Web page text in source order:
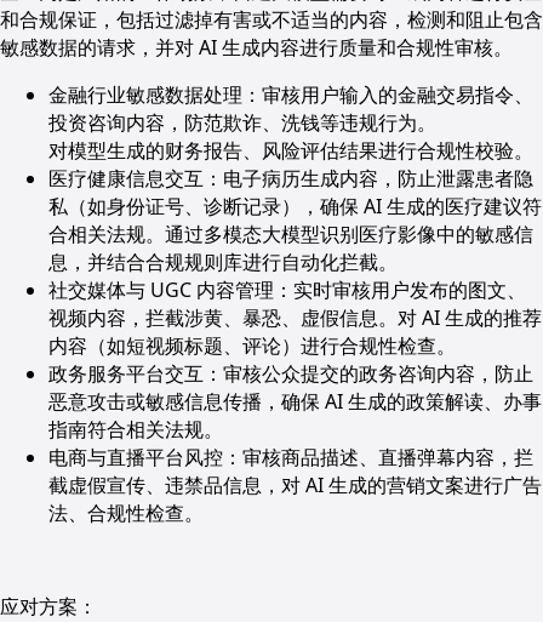
和合规保证，包括过滤掉有害或不适当的内容，检测和阻止包含
敏感数据的请求，并对 AI 生成内容进行质量和合规性审核。
金融行业敏感数据处理：审核用户输入的金融交易指令、
投资咨询内容，防范欺诈、洗钱等违规行为。
对模型生成的财务报告、风险评估结果进行合规性校验。
医疗健康信息交互：电子病历生成内容，防止泄露患者隐
私（如身份证号、诊断记录），确保 AI 生成的医疗建议符
合相关法规。通过多模态大模型识别医疗影像中的敏感信
息，并结合合规规则库进行自动化拦截。
社交媒体与 UGC 内容管理：实时审核用户发布的图文、
视频内容，拦截涉黄、暴恐、虚假信息。对 AI 生成的推荐
内容（如短视频标题、评论）进行合规性检查。
政务服务平台交互：审核公众提交的政务咨询内容，防止
恶意攻击或敏感信息传播，确保 AI 生成的政策解读、办事
指南符合相关法规。
电商与直播平台风控：审核商品描述、直播弹幕内容，拦
截虚假宣传、违禁品信息，对 AI 生成的营销文案进行广告
法、合规性检查。
应对方案：